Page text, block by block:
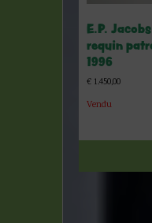
E.P.
requin
1996
€ 1.450,00
Vendu